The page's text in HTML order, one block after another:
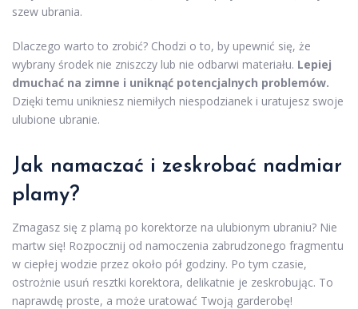
szew ubrania.
Dlaczego warto to zrobić? Chodzi o to, by upewnić się, że
wybrany środek nie zniszczy lub nie odbarwi materiału. Lepiej
dmuchać na zimne i uniknąć potencjalnych problemów.
Dzięki temu unikniesz niemiłych niespodzianek i uratujesz swoje
ulubione ubranie.
Jak namaczać i zeskrobać nadmiar
plamy?
Zmagasz się z plamą po korektorze na ulubionym ubraniu? Nie
martw się! Rozpocznij od namoczenia zabrudzonego fragmentu
w ciepłej wodzie przez około pół godziny. Po tym czasie,
ostrożnie usuń resztki korektora, delikatnie je zeskrobując. To
naprawdę proste, a może uratować Twoją garderobę!